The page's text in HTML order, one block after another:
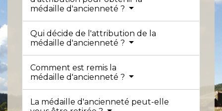
médaille d'ancienneté ?
Qui décide de l'attribution de la
médaille d'ancienneté ?
Comment est remis la
médaille d'ancienneté ?
La médaille d'ancienneté peut-elle